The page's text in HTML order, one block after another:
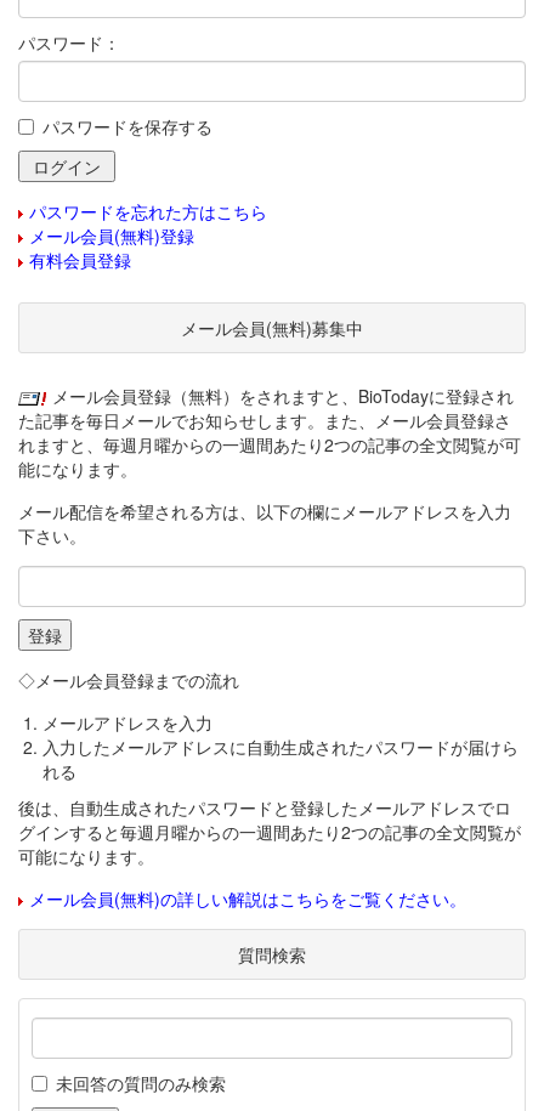
パスワード：
パスワードを保存する
パスワードを忘れた方はこちら
メール会員(無料)登録
有料会員登録
メール会員(無料)募集中
メール会員登録（無料）をされますと、BioTodayに登録され
た記事を毎日メールでお知らせします。また、メール会員登録さ
れますと、毎週月曜からの一週間あたり2つの記事の全文閲覧が可
能になります。
メール配信を希望される方は、以下の欄にメールアドレスを入力
下さい。
◇メール会員登録までの流れ
メールアドレスを入力
入力したメールアドレスに自動生成されたパスワードが届けら
れる
後は、自動生成されたパスワードと登録したメールアドレスでロ
グインすると毎週月曜からの一週間あたり2つの記事の全文閲覧が
可能になります。
メール会員(無料)の詳しい解説はこちらをご覧ください。
質問検索
未回答の質問のみ検索